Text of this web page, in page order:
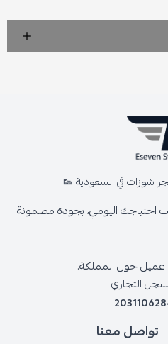
شوزات في السعودية 👟
احتياجك اليومي، بجودة مضمونة
التجاري
تواصل معنا